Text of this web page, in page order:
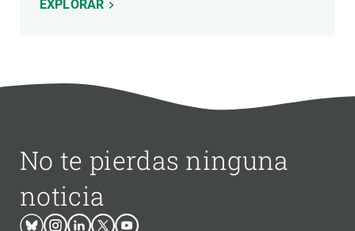
EXPLORAR
No te pierdas ninguna
noticia
BlueskyInstagram
LinkedinTwitterYoutube